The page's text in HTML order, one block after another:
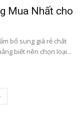
Mua Nhất cho
bổ sung giá rẻ chất
biết nên chọn loại...